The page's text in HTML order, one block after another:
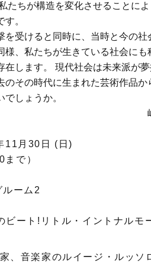
たちが構造を変化させることに
。
受けると同時に、当時と今の社
様、私たちが生きている社会に
在します。 現代社会は未来派が
のその時代に生まれた芸術作品か
しょうか。
晃
11月30日 (日)
で）
ーム2
ート!リトル・イントナルモ
、音楽家のルイージ・ルッソ